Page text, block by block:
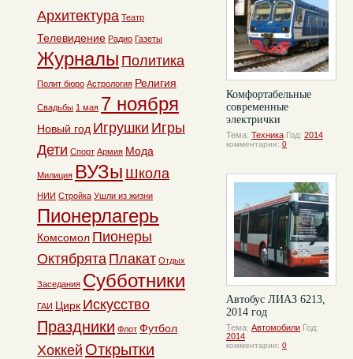
Комфортабельные
современные
электрички
Тема: Техника Год: 2014
комментарии: 0
Автобус ЛИАЗ 6213,
2014 год
Тема: Автомобили Год:
2014
комментарии: 0
Архитектура Театр
Телевидение Радио Газеты
Журналы Политика
Полит бюро Астрология Религия
Свадьбы 1 мая 7 ноября
Новый год Игрушки Игры
Дети Спорт Армия Мода
Милиция ВУЗы Школа
НИИ Стройка Ушли из жизни
Пионерлагерь
Комсомол Пионеры
Октябрята Плакат Отдых
Заседания Субботники
ГАИ Цирк Искусство
Праздники Флот Футбол
Хоккей Открытки